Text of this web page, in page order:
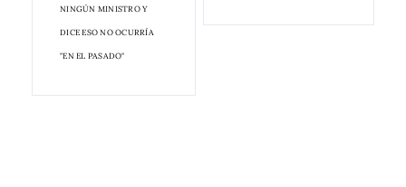
NINGÚN MINISTRO Y
DICE ESO NO OCURRÍA
"EN EL PASADO"